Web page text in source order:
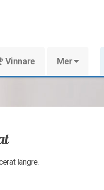
Vinnare Mer
längre.